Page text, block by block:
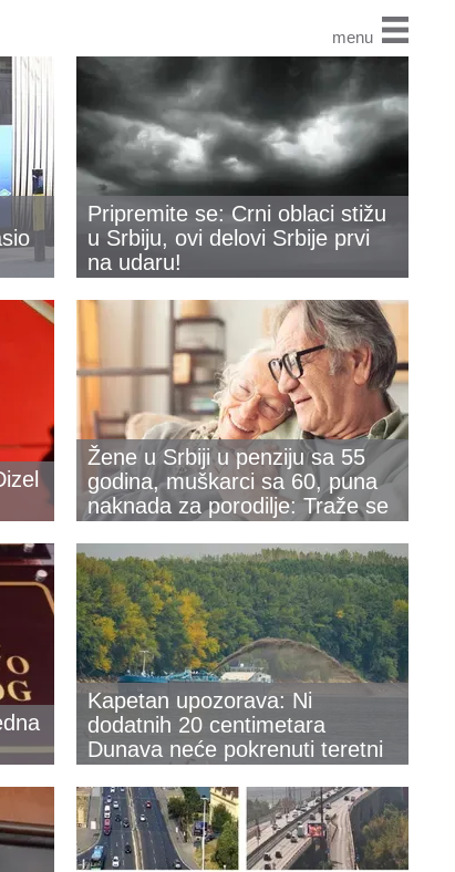
menu
Pripremite se: Crni oblaci stižu
u Srbiju, ovi delovi Srbije prvi
na udaru!
Žene u Srbiji u penziju sa 55
godina, muškarci sa 60, puna
naknada za porodilje: Traže se
Kapetan upozorava: Ni
dodatnih 20 centimetara
Dunava neće pokrenuti teretni
daljeg